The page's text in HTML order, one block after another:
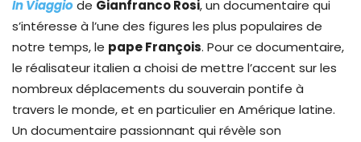
In Viaggiode Gianfranco Rosi, un documentaire qui
s’intéresse à l’une des figures les plus populaires de
notre temps, le pape François. Pour ce documentaire,
le réalisateur italien a choisi de mettre l’accent sur les
nombreux déplacements du souverain pontife à
travers le monde, et en particulier en Amérique latine.
Un documentaire passionnant qui révèle son